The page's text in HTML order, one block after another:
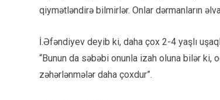
qiymətləndirə bilmirlər. Onlar dərmanların
İ.Əfəndiyev deyib ki, daha çox 2-4 yaşlı
“Bunun da səbəbi onunla izah oluna bilər ki,
zəhərlənmələr daha çoxdur”.